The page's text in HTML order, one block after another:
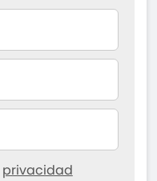
privacidad